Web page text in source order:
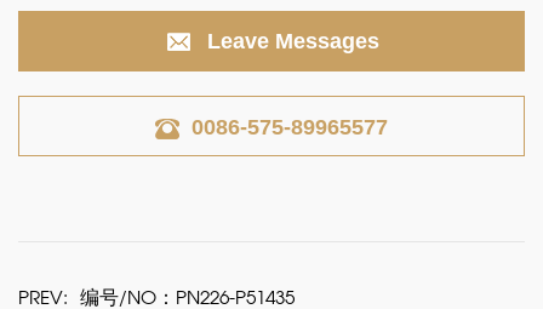
Leave Messages
0086-575-89965577
PREV: 编号/NO：PN226-P51435